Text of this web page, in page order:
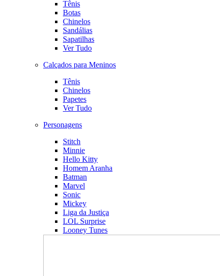
Tênis
Botas
Chinelos
Sandálias
Sapatilhas
Ver Tudo
Calçados para Meninos
Tênis
Chinelos
Papetes
Ver Tudo
Personagens
Stitch
Minnie
Hello Kitty
Homem Aranha
Batman
Marvel
Sonic
Mickey
Liga da Justiça
LOL Surprise
Looney Tunes